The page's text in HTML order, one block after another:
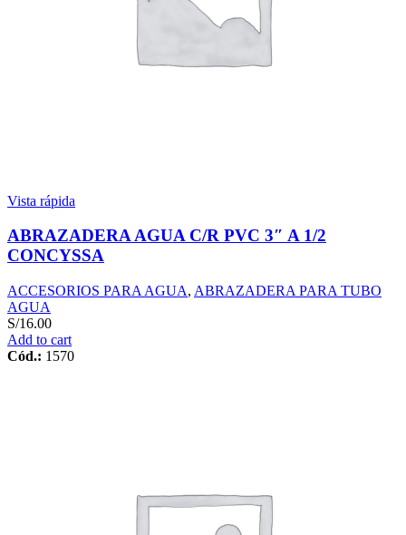
Vista rápida
ABRAZADERA AGUA C/R PVC 3″ A 1/2
CONCYSSA
ACCESORIOS PARA AGUA, ABRAZADERA PARA TUBO
AGUA
S/16.00
Add to cart
Cód.: 1570